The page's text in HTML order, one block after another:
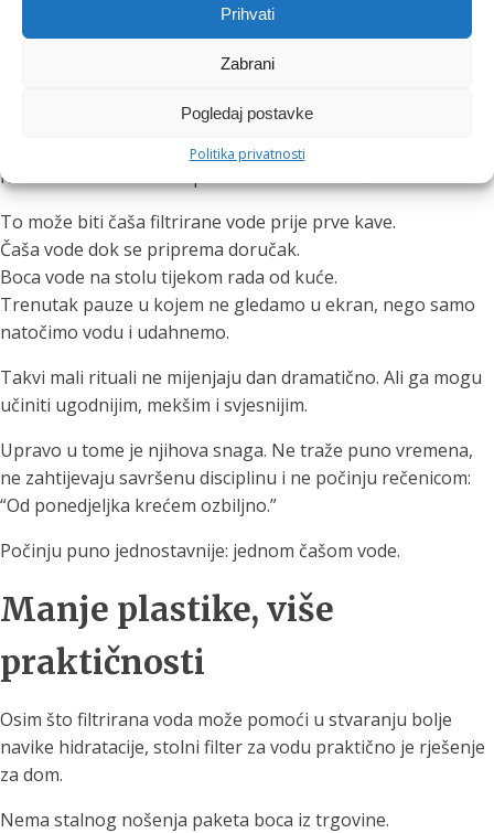
Prihvati
Zabrani
Pogledaj postavke
Politika privatnosti
Mali rituali koji mogu
promijeniti cijeli dan
Ritual ne mora biti kompliciran da bi imao učinak.
To može biti čaša filtrirane vode prije prve kave.
Čaša vode dok se priprema doručak.
Boca vode na stolu tijekom rada od kuće.
Trenutak pauze u kojem ne gledamo u ekran, nego samo
natočimo vodu i udahnemo.
Takvi mali rituali ne mijenjaju dan dramatično. Ali ga mogu
učiniti ugodnijim, mekšim i svjesnijim.
Upravo u tome je njihova snaga. Ne traže puno vremena,
ne zahtijevaju savršenu disciplinu i ne počinju rečenicom:
“Od ponedjeljka krećem ozbiljno.”
Počinju puno jednostavnije: jednom čašom vode.
Manje plastike, više
praktičnosti
Osim što filtrirana voda može pomoći u stvaranju bolje
navike hidratacije, stolni filter za vodu praktično je rješenje
za dom.
Nema stalnog nošenja paketa boca iz trgovine.